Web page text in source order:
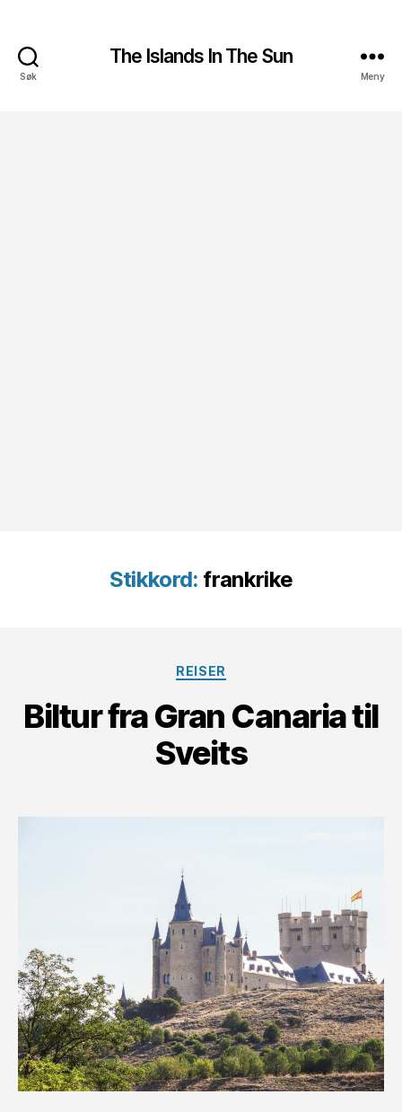
Søk
The Islands In The Sun
Meny
Stikkord: frankrike
Kategorier
REISER
Biltur fra Gran Canaria til
Sveits